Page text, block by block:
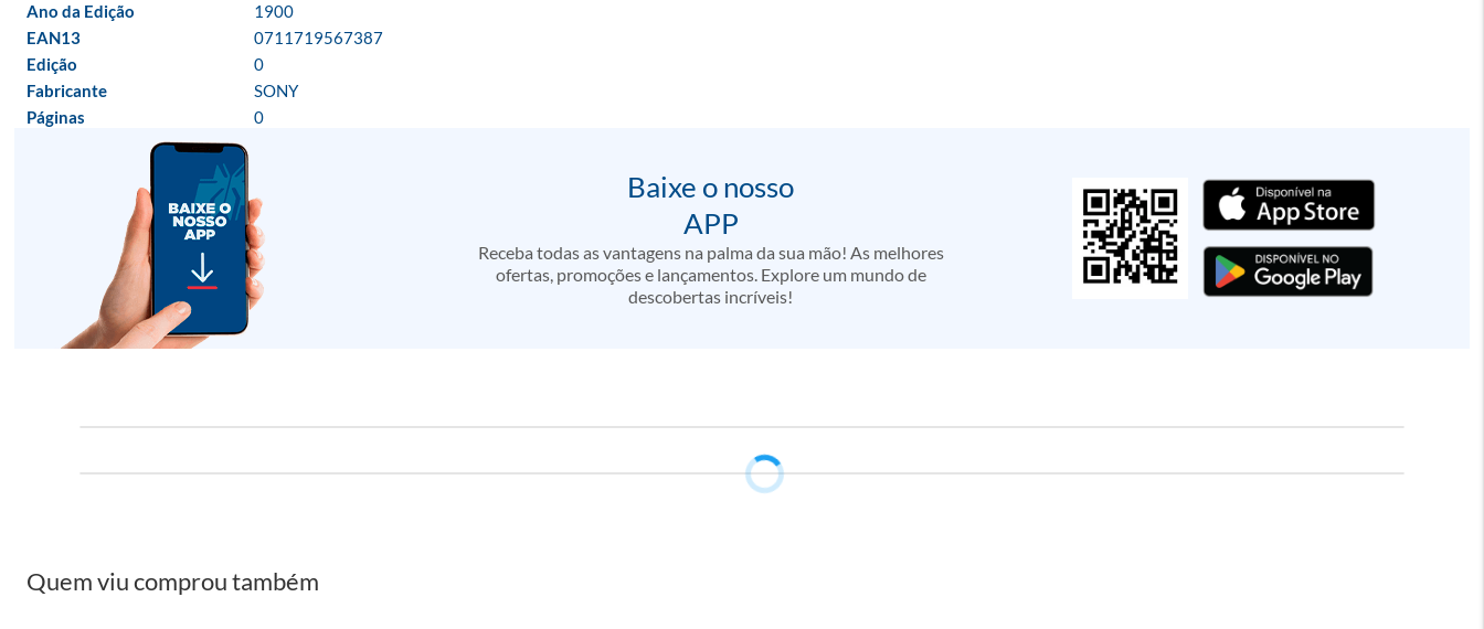
Ano da Edição
1900
EAN13
0711719567387
Edição
0
Fabricante
SONY
Páginas
0
Baixe o nosso
APP
Receba todas as vantagens na palma da sua mão! As melhores
ofertas, promoções e lançamentos. Explore um mundo de
descobertas incríveis!
Quem viu comprou também